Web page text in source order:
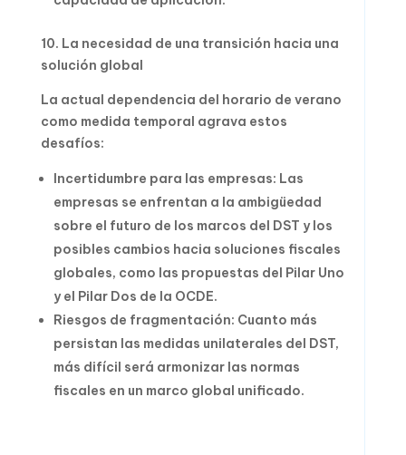
10. La necesidad de una transición hacia una
solución global
La actual dependencia del horario de verano
como medida temporal agrava estos
desafíos:
Incertidumbre para las empresas: Las
empresas se enfrentan a la ambigüedad
sobre el futuro de los marcos del DST y los
posibles cambios hacia soluciones fiscales
globales, como las propuestas del Pilar Uno
y el Pilar Dos de la OCDE.
Riesgos de fragmentación: Cuanto más
persistan las medidas unilaterales del DST,
más difícil será armonizar las normas
fiscales en un marco global unificado.